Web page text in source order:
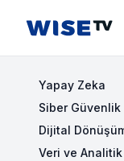
Wise TV
Yapay Zeka
Siber Güvenlik
Dijital
Veri ve Analitik